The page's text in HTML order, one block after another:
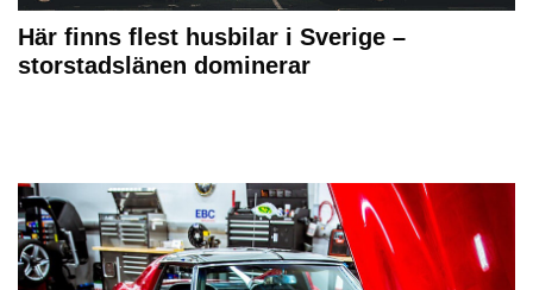
Här finns flest husbilar i Sverige –
storstadslänen dominerar